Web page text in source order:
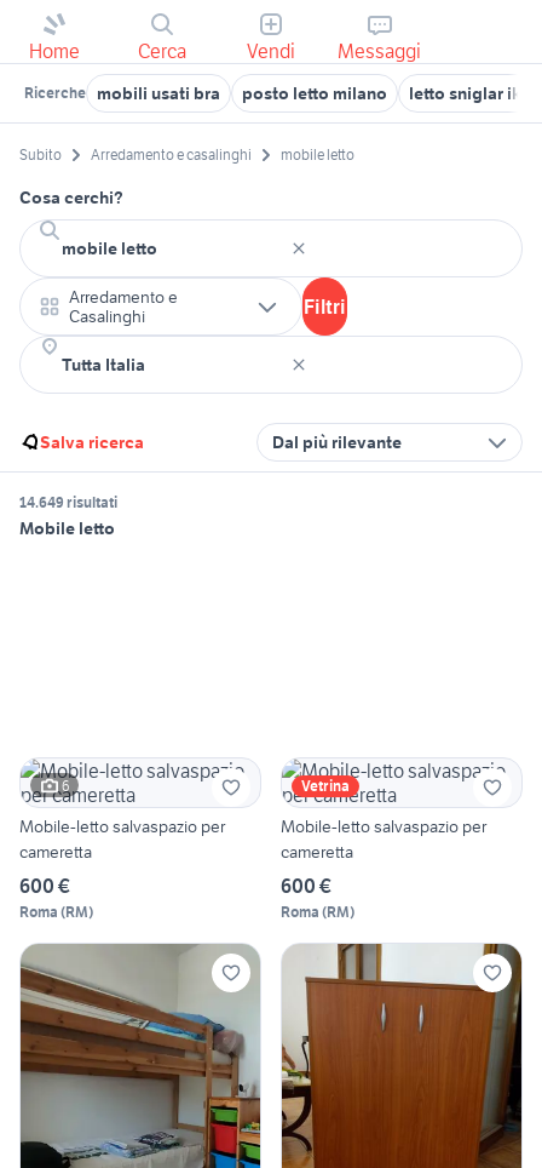
Home Cerca Vendi Messaggi
Ricerche mobili usati bra posto letto milano letto sniglar ikea
Subito Arredamento e casalinghi mobile letto
Cosa cerchi?
Arredamento e
Casalinghi
Filtri
Salva ricerca Dal più rilevante
14.649 risultati
Mobile letto
6
Mobile-letto salvaspazio per
cameretta
600 €
Roma (RM)
Vetrina
Mobile-letto salvaspazio per
cameretta
600 €
Roma (RM)